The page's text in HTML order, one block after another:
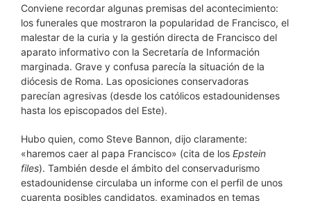
Conviene recordar algunas premisas del acontecimiento:
los funerales que mostraron la popularidad de Francisco, el
malestar de la curia y la gestión directa de Francisco del
aparato informativo con la Secretaría de Información
marginada. Grave y confusa parecía la situación de la
diócesis de Roma. Las oposiciones conservadoras
parecían agresivas (desde los católicos estadounidenses
hasta los episcopados del Este).
Hubo quien, como Steve Bannon, dijo claramente:
«haremos caer al papa Francisco» (cita de los Epstein
files). También desde el ámbito del conservadurismo
estadounidense circulaba un informe con el perfil de unos
cuarenta posibles candidatos, examinados en temas